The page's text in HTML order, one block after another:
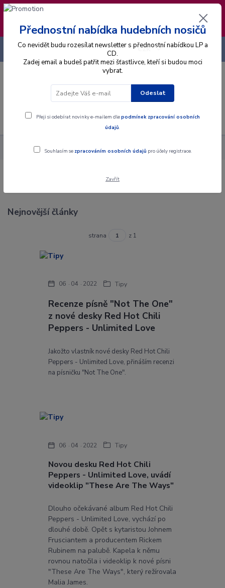
❣️ Od 4.8. do 13.8. čerpám dovolenou. Datum
expedice objednávek se posouvá na pátek
14.8.2026 🐋
Menu
CZK
+420 725 736 293
Blog Tipy
Nejnovější články
strana z 1
Recenze písně "Not The One"
z nové desky Red Hot Chili
Peppers - Unlimited Love
06 04 2022 Tipy
Jakožto vlastník nové desky Red Hot Chili
Peppers - Unlimited Love, přináším recenzi
na písničku "Not The One".
Novou desku Red Hot Chili
Peppers - Unlimited Love, uvádí
videoklip "These Are The Ways"
06 04 2022 Tipy
Dlouho očekávané album Red Hot Chili
Peppers - Unlimited Love, vychází po
dlouhé době. Opět s kytaristou Johnem
Frusciantem a producentem Rickem
Rubinem na palubě. Kapela k němu
rovnou natočila i videoklip k nové písni
"These Are The Ways", který režírovala
Malia James.
Přednostní nabídka hudebních nosičů
Co nevidět budu rozesílat newsletter s přednostní nabídkou LP a
CD.
Zadej email a budeš patřit mezi šťastlivce, kteří si budou moci
vybrat.
Odeslat
Přeji si odebírat novinky e-mailem dlepodmínek zpracování osobních
údajů.
Souhlasím se zpracováním osobních údajů pro účely registrace.
Zavřít